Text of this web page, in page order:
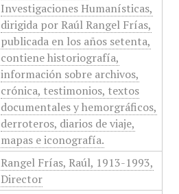
Investigaciones Humanísticas,
dirigida por Raúl Rangel Frías,
publicada en los años setenta,
contiene historiografía,
información sobre archivos,
crónica, testimonios, textos
documentales y hemorgráficos,
derroteros, diarios de viaje,
mapas e iconografía.
Rangel Frías, Raúl, 1913-1993,
Director